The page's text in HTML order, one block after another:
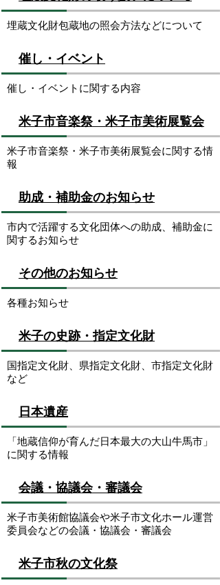
埋蔵文化財包蔵地の照会方法などについて
催し・イベント
催し・イベントに関する内容
米子市音楽祭・米子市美術展覧会
米子市音楽祭・米子市美術展覧会に関する情
報
助成・補助金のお知らせ
市内で活躍する文化団体への助成、補助金に
関するお知らせ
その他のお知らせ
各種お知らせ
米子の史跡・指定文化財
国指定文化財、県指定文化財、市指定文化財
など
日本遺産
「地蔵信仰が育んだ日本最大の大山牛馬市」
に関する情報
会議・協議会・審議会
米子市美術館協議会や米子市文化ホール運営
委員会などの会議・協議会・審議会
米子市秋の文化祭